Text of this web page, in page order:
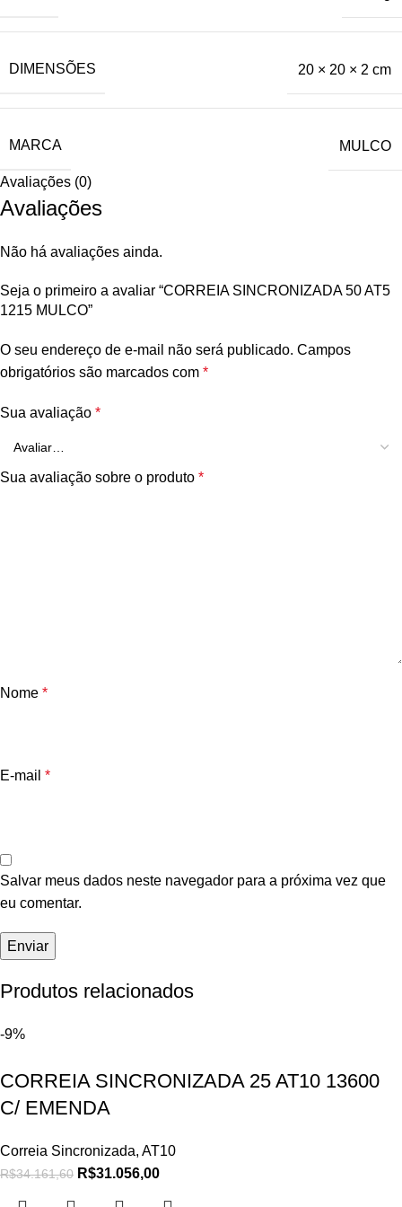
DIMENSÕES 20 × 20 × 2 cm
MARCA MULCO
Avaliações (0)
Avaliações
Não há avaliações ainda.
Seja o primeiro a avaliar “CORREIA SINCRONIZADA 50 AT5
1215 MULCO”
O seu endereço de e-mail não será publicado. Campos
obrigatórios são marcados com *
Sua avaliação *
Sua avaliação sobre o produto *
Nome *
E-mail *
Salvar meus dados neste navegador para a próxima vez que
eu comentar.
Produtos relacionados
-9%
CORREIA SINCRONIZADA 25 AT10 13600
C/ EMENDA
Correia Sincronizada, AT10
R$34.161,60 R$31.056,00